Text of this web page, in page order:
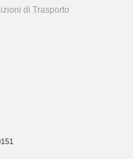
di Trasporto